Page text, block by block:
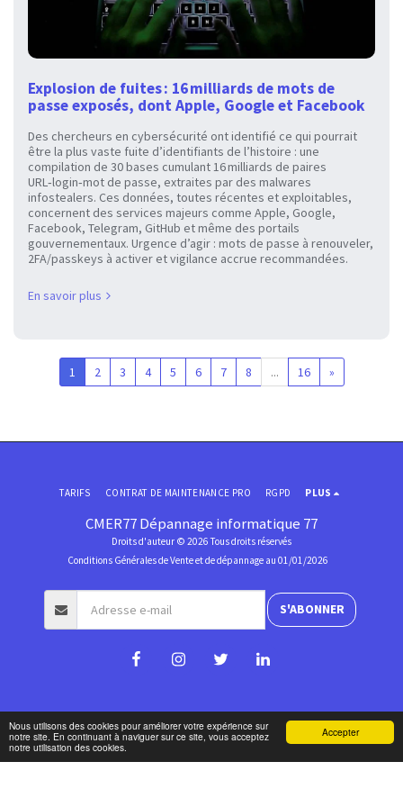
Accepter
Nous utilisons des cookies pour améliorer votre expérience sur
notre site. En continuant à naviguer sur ce site, vous acceptez
notre utilisation des cookies.
Explosion de fuites : 16 milliards de mots de
passe exposés, dont Apple, Google et Facebook
Des chercheurs en cybersécurité ont identifié ce qui pourrait
être la plus vaste fuite d’identifiants de l’histoire : une
compilation de 30 bases cumulant 16 milliards de paires
URL‑login‑mot de passe, extraites par des malwares
infostealers. Ces données, toutes récentes et exploitables,
concernent des services majeurs comme Apple, Google,
Facebook, Telegram, GitHub et même des portails
gouvernementaux. Urgence d’agir : mots de passe à renouveler,
2FA/passkeys à activer et vigilance accrue recommandées.
En savoir plus
1 2 3 4 5 6 7 8 ... 16 »
CMER77 Dépannage informatique 77
Droits d'auteur © 2026 Tous droits réservés
Conditions Générales de Vente et de dépannage au 01/01/2026
TARIFS CONTRAT DE MAINTENANCE PRO RGPD PLUS
S'ABONNER